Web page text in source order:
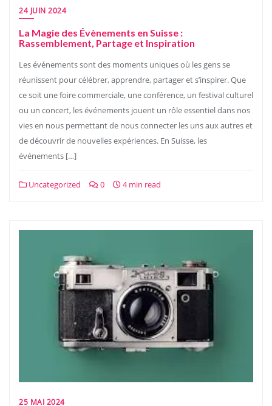
24 JUIN 2024
La Magie des Évènements en Suisse :
Rassemblement, Partage et Inspiration
Les événements sont des moments uniques où les gens se
réunissent pour célébrer, apprendre, partager et s’inspirer. Que
ce soit une foire commerciale, une conférence, un festival culturel
ou un concert, les événements jouent un rôle essentiel dans nos
vies en nous permettant de nous connecter les uns aux autres et
de découvrir de nouvelles expériences. En Suisse, les
événements […]
Uncategorized 0 4 min read
25 MAI 2024